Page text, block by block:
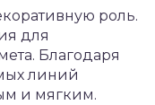
роль.
для
Благодаря
линий
и мягким.